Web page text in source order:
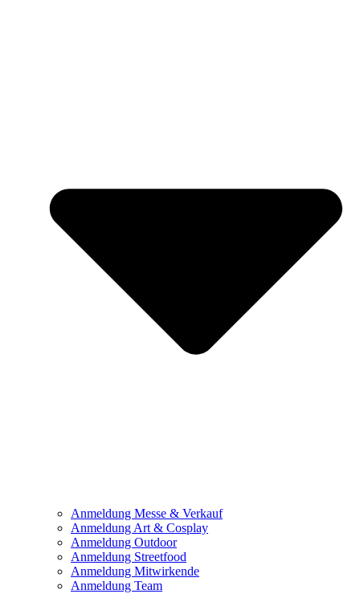
Anmeldung Messe & Verkauf
Anmeldung Art & Cosplay
Anmeldung Outdoor
Anmeldung Streetfood
Anmeldung Mitwirkende
Anmeldung Team